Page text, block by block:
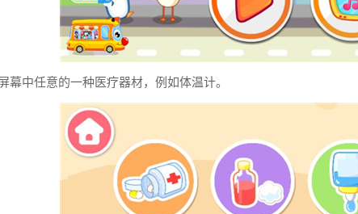
幕中任意的一种医疗器材，例如体温计。